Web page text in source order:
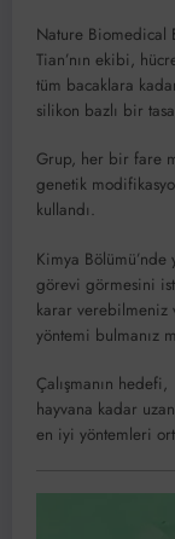
Nature Biomedical
Tian’nın ekibi,
tüm bacaklara
silikon bazlı bir
Grup, her bir fare
genetik
kullandı.
Kimya
görevi görmesini
karar verebilmeniz
yöntemi bulmanız
Çalışmanın
hayvana kadar
en iyi yöntemleri